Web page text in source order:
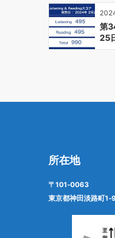
第
25
所在地
〒101-0063
東京都神田淡路町